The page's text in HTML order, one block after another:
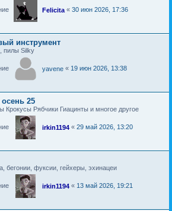
Felicita « 30 июн 2026, 17:36
инструмент
пилы Silky
yavene « 19 июн 2026, 13:38
25
Рябчики Гиацинты и многое другое
irkin1194 « 29 май 2026, 13:20
бегонии, фуксии, гейхеры, эхинацеи
irkin1194 « 13 май 2026, 19:21